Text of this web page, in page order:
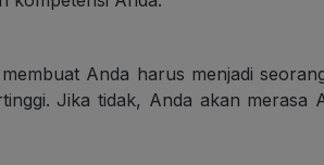
Anda harus menjadi
Jika tidak, Anda akan merasa